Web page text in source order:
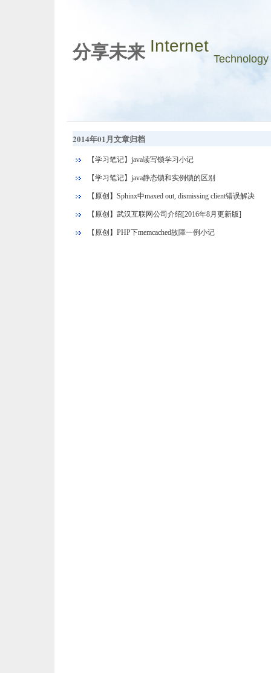
分享未来 Internet
Technology
2014年01月文章归档
【学习笔记】java读写锁学习小记
【学习笔记】java静态锁和实例锁的区别
【原创】Sphinx中maxed out, dismissing client错误解决
【原创】武汉互联网公司介绍[2016年8月更新版]
【原创】PHP下memcached故障一例小记